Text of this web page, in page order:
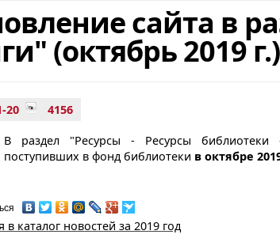
сайта в
(октябрь 2019 г.)
20 4156
В раздел "Ресурсы - Ресурсы библиотеки
поступивших в фонд библиотеки в октябре
в каталог новостей за 2019 год